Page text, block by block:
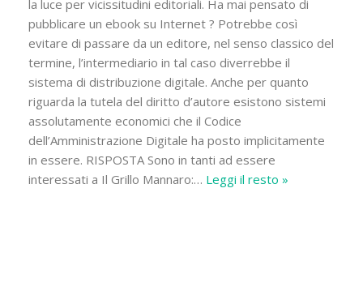
la luce per vicissitudini editoriali. Ha mai pensato di
pubblicare un ebook su Internet ? Potrebbe così
evitare di passare da un editore, nel senso classico del
termine, l’intermediario in tal caso diverrebbe il
sistema di distribuzione digitale. Anche per quanto
riguarda la tutela del diritto d’autore esistono sistemi
assolutamente economici che il Codice
dell’Amministrazione Digitale ha posto implicitamente
in essere. RISPOSTA Sono in tanti ad essere
interessati a Il Grillo Mannaro:… Leggi il resto »